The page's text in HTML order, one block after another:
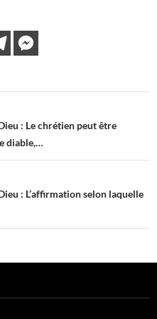
: Le chrétien peut être
diable,…
: L’affirmation selon laquelle